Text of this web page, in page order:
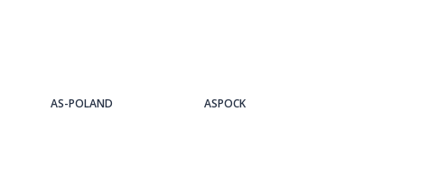
AS-POLAND ASPOCK